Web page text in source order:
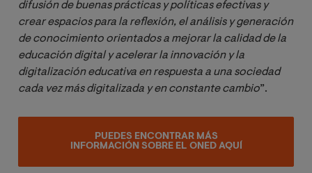
difusión de buenas prácticas y políticas efectivas y
crear espacios para la reflexión, el análisis y generación
de conocimiento orientados a mejorar la calidad de la
educación digital y acelerar la innovación y la
digitalización educativa en respuesta a una sociedad
cada vez más digitalizada y en constante cambio”.
PUEDES ENCONTRAR MÁS
INFORMACIÓN SOBRE EL ONED AQUÍ